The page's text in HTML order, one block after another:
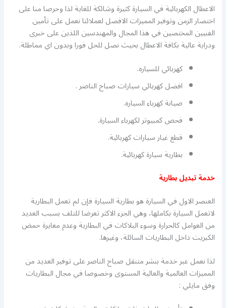
الاعطال الكهربائية في السيارة كثيرة وشائكة للغاية لذا وحرصا منا على
اختصار الزمن وتوفير المميزات الافضل لعملائنا نعمل على تأمين
الفنيين المختصين في هذا المجال والمهندسين اللذين على خبرى
ودراية عالية بكافة الاعطال بحيث نصل للحل فورا وبدون اي مماطلة.
كهربائي للسياره.
افضل كهربائي سيارات صباح الناصر .
صيانة كهرباء السياره.
فحص كمبيوتر لكهرباء السيارة.
قطع غيار سيارات كهربائية.
بطارية سيارة كهربائية.
خدمة تبديل بطارية
العنصر الاول في السيارة هو بطارية السيارة فإن لم تعمل البطارية
لاتعمل السيارة بكاملها، وهي الجزء الاكثر تعرضا للتلف بسبب العديد
من العوامل كالحرارة وسوء البلاكات في البطارية وعدم معايرة حمض
الكبريت داخل البطاريات السائلة، وغيرها.
لذا نعمل عبر خدمة بنشر متنقل صباح الناصر على توفير العديد من
المميزات العالمية والعالية المستوى وخصوصا في مجال البطاريات
وفق مايلي :